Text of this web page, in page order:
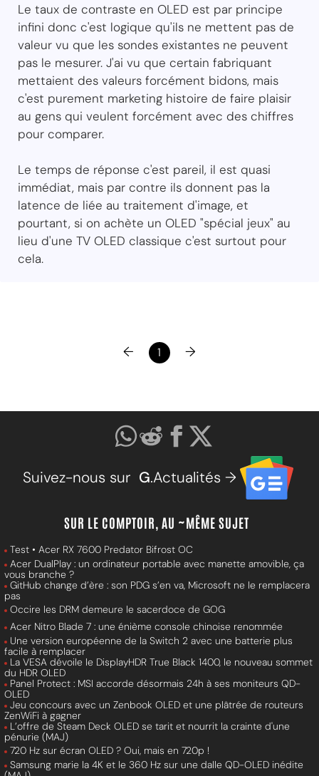
Le taux de contraste en OLED est par principe
infini donc c'est logique qu'ils ne mettent pas de
valeur vu que les sondes existantes ne peuvent
pas le mesurer. J'ai vu que certain fabriquant
mettaient des valeurs forcément bidons, mais
c'est purement marketing histoire de faire plaisir
au gens qui veulent forcément avec des chiffres
pour comparer.
Le temps de réponse c'est pareil, il est quasi
immédiat, mais par contre ils donnent pas la
latence de liée au traitement d'image, et
pourtant, si on achète un OLED "spécial jeux" au
lieu d'une TV OLED classique c'est surtout pour
cela.
← 1 →
Suivez-nous sur G.Actualités →
SUR LE COMPTOIR, AU ~MÊME SUJET
Test • Acer RX 7600 Predator Bifrost OC
Acer DualPlay : un ordinateur portable avec manette amovible, ça
vous branche ?
GitHub change d’ère : son PDG s’en va, Microsoft ne le remplacera
pas
Occire les DRM demeure le sacerdoce de GOG
Acer Nitro Blade 7 : une énième console chinoise renommée
Une version européenne de la Switch 2 avec une batterie plus
facile à remplacer
La VESA dévoile le DisplayHDR True Black 1400, le nouveau sommet
du HDR OLED
Panel Protect : MSI accorde désormais 24h à ses moniteurs QD-
OLED
Jeu concours avec un Zenbook OLED et une plâtrée de routeurs
ZenWiFi à gagner
L’offre de Steam Deck OLED se tarit et nourrit la crainte d'une
pénurie (MAJ)
720 Hz sur écran OLED ? Oui, mais en 720p !
Samsung marie la 4K et le 360 Hz sur une dalle QD-OLED inédite